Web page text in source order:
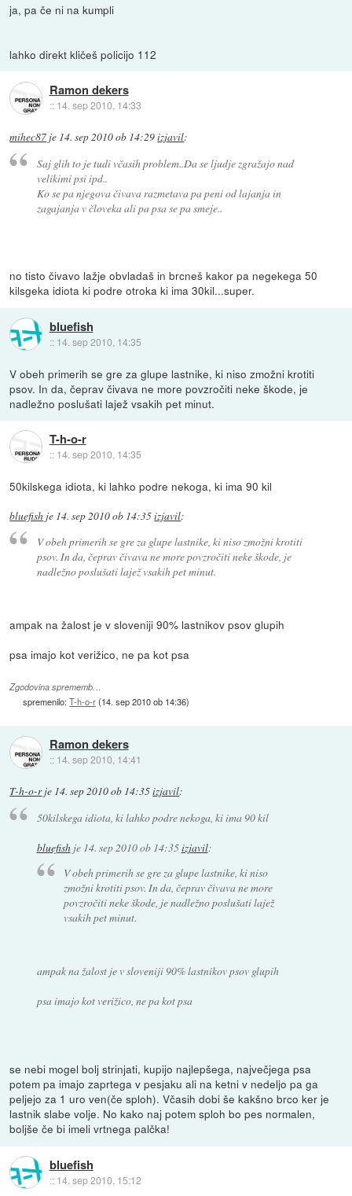
ja, pa če ni na kumpli
lahko direkt kličeš policijo 112
Ramon dekers
:: 14. sep 2010, 14:33
mihec87 je 14. sep 2010 ob 14:29izjavil:
Saj glih to je tudi včasih problem..Da se ljudje zgražajo nad
velikimi psi ipd..
Ko se pa njegova čivava razmetava pa peni od lajanja in
zagajanja v človeka ali pa psa se pa smeje..
no tisto čivavo lažje obvladaš in brcneš kakor pa negekega 50
kilsgeka idiota ki podre otroka ki ima 30kil...super.
bluefish
:: 14. sep 2010, 14:35
V obeh primerih se gre za glupe lastnike, ki niso zmožni krotiti
psov. In da, čeprav čivava ne more povzročiti neke škode, je
nadležno poslušati lajež vsakih pet minut.
T-h-o-r
:: 14. sep 2010, 14:35
50kilskega idiota, ki lahko podre nekoga, ki ima 90 kil
bluefish je 14. sep 2010 ob 14:35izjavil:
V obeh primerih se gre za glupe lastnike, ki niso zmožni krotiti
psov. In da, čeprav čivava ne more povzročiti neke škode, je
nadležno poslušati lajež vsakih pet minut.
ampak na žalost je v sloveniji 90% lastnikov psov glupih
psa imajo kot verižico, ne pa kot psa
Zgodovina sprememb…
spremenilo:T-h-o-r(14. sep 2010 ob 14:36)
Ramon dekers
:: 14. sep 2010, 14:41
T-h-o-rje 14. sep 2010 ob 14:35izjavil:
50kilskega idiota, ki lahko podre nekoga, ki ima 90 kil
bluefishje 14. sep 2010 ob 14:35izjavil:
V obeh primerih se gre za glupe lastnike, ki niso
zmožni krotiti psov. In da, čeprav čivava ne more
povzročiti neke škode, je nadležno poslušati lajež
vsakih pet minut.
ampak na žalost je v sloveniji 90% lastnikov psov glupih
psa imajo kot verižico, ne pa kot psa
se nebi mogel bolj strinjati, kupijo najlepšega, največjega psa
potem pa imajo zaprtega v pesjaku ali na ketni v nedeljo pa ga
peljejo za 1 uro ven(če sploh). Včasih dobi še kakšno brco ker je
lastnik slabe volje. No kako naj potem sploh bo pes normalen,
boljše če bi imeli vrtnega palčka!
bluefish
:: 14. sep 2010, 15:12